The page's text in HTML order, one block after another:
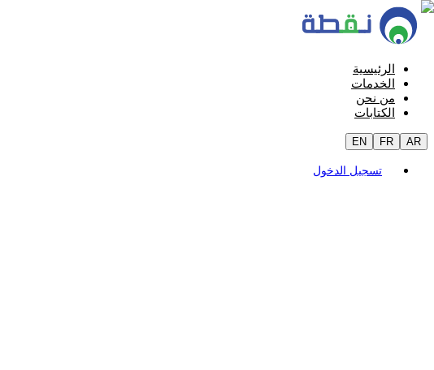
الرئيسية
الخدمات
من نحن
الكتابات
EN FR AR
تسجيل الدخول